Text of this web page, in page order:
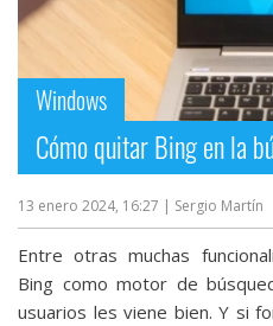
Windows
Cómo quitar Bing en la
13 enero 2024, 16:27 | Sergio Martín
Entre otras muchas
Bing como motor de
usuarios les viene bien. Y si